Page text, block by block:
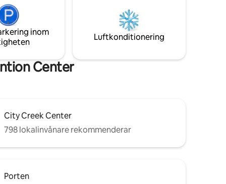
till
i goda
moderna badrummen. Räkna med oss
för lokala tips också. Boka nu för en
oförglömlig vistelse fylld med komfort,
bekvämlighet och utforskning!
inom
Luftkonditionering
Center
City Creek Center
798 lokalinvånare rekommenderar
Porten